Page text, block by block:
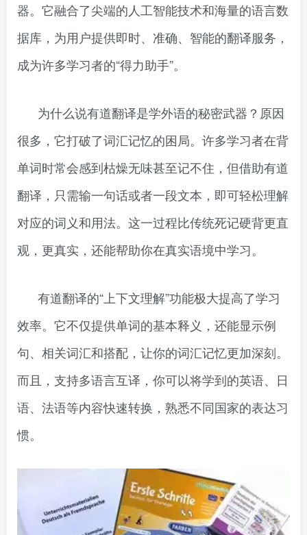
器。它融合了尖端的人工智能技术和海量的语言数
据库，为用户提供即时、准确、智能的翻译服务，
成为许多学习者的“得力助手”。
为什么说有道翻译是学外语的秘密武器？原因
很多，它打破了词汇记忆的困局。许多学习者在背
单词时常会感到枯燥无味甚至记不住，但借助有道
翻译，只需输一句话或者一段文本，即可轻松理解
对应的词义和用法。这一过程比传统死记硬背更直
观，更真实，还能帮助你在真实语境中学习。
有道翻译的“上下文理解”功能极大提高了学习
效率。它不仅提供单词的基本释义，还能显示例
句、相关词汇和搭配，让你的词汇记忆更加深刻。
而且，支持多语言互译，你可以将学到的英语、日
语、法语等内容快速转换，熟悉不同国家的表达习
惯。